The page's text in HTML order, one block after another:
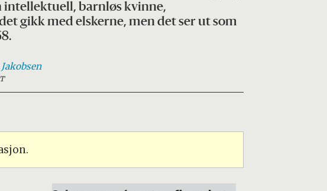
intellektuell, barnløs kvinne,
gikk med elskerne, men det ser ut som
Jakobsen